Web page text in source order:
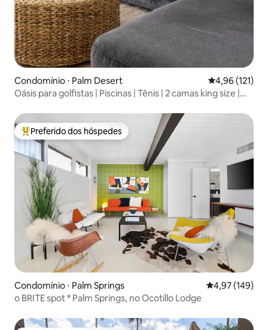
Condomínio ⋅ Palm Desert 4,96 de uma
4,96 (121)
Oásis para golfistas | Piscinas | Tênis | 2 camas king size |
Entre os melhores preferidos dos hóspedes
Preferido dos hóspedes
Condomínio ⋅ Palm Springs 4,97 de uma
4,97 (149)
o BRITE spot * Palm Springs, no Ocotillo Lodge